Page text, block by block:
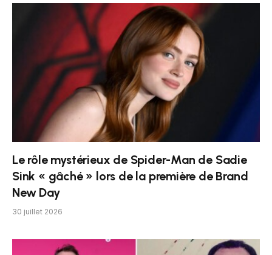
Le rôle mystérieux de Spider-Man de Sadie
Sink « gâché » lors de la première de Brand
New Day
30 juillet 2026